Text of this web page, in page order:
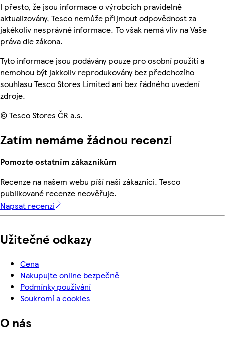
I přesto, že jsou informace o výrobcích pravidelně
aktualizovány, Tesco nemůže přijmout odpovědnost za
jakékoliv nesprávné informace. To však nemá vliv na Vaše
práva dle zákona.
Tyto informace jsou podávány pouze pro osobní použití a
nemohou být jakkoliv reprodukovány bez předchozího
souhlasu Tesco Stores Limited ani bez řádného uvedení
zdroje.
© Tesco Stores ČR a.s.
Zatím nemáme žádnou recenzi
Pomozte ostatním zákazníkům
Recenze na našem webu píší naši zákazníci. Tesco
publikované recenze neověřuje.
Napsat recenzi
Užitečné odkazy
Cena
Nakupujte online bezpečně
Podmínky používání
Soukromí a cookies
O nás